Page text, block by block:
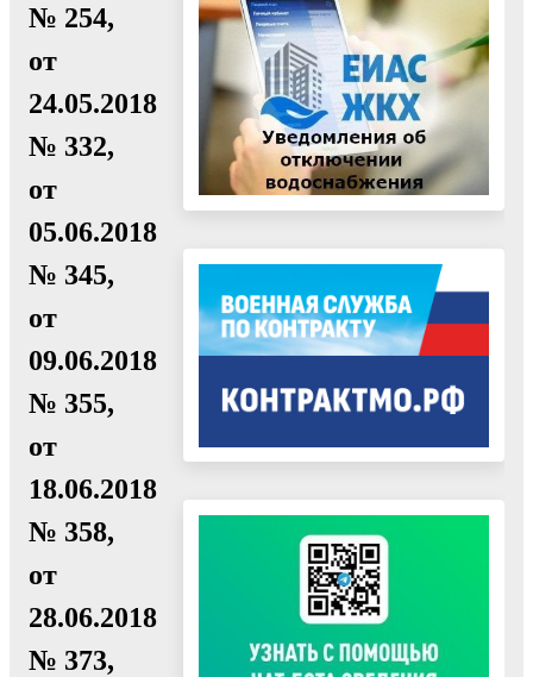
№ 254,
от
24.05.2018
№ 332,
от
05.06.2018
№ 345,
от
09.06.2018
№ 355,
от
18.06.2018
№ 358,
от
28.06.2018
№ 373,